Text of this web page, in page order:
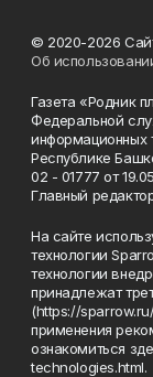
© 2020-2026
Об
Газета «Родник
Федеральной
информационных
Республике
02 - 01777 от
Главный
На сайте
технологии
технологии
принадлежат
(https://
применения
ознакомиться
technologies.html.